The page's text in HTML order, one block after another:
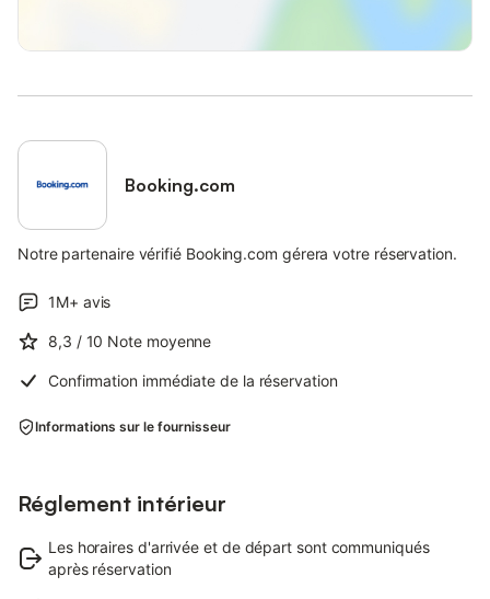
Booking.com
Notre partenaire vérifié Booking.com gérera votre réservation.
1M+ avis
8,3 / 10 Note moyenne
Confirmation immédiate de la réservation
Informations sur le fournisseur
Réglement intérieur
Les horaires d'arrivée et de départ sont communiqués
après réservation